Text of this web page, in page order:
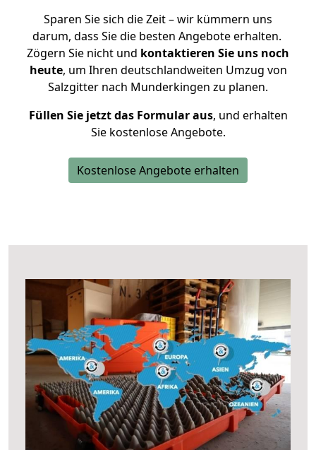
Sparen Sie sich die Zeit – wir kümmern uns
darum, dass Sie die besten Angebote erhalten.
Zögern Sie nicht und kontaktieren Sie uns noch
heute, um Ihren deutschlandweiten Umzug von
Salzgitter nach Munderkingen zu planen.
Füllen Sie jetzt das Formular aus, und erhalten
Sie kostenlose Angebote.
Kostenlose Angebote erhalten